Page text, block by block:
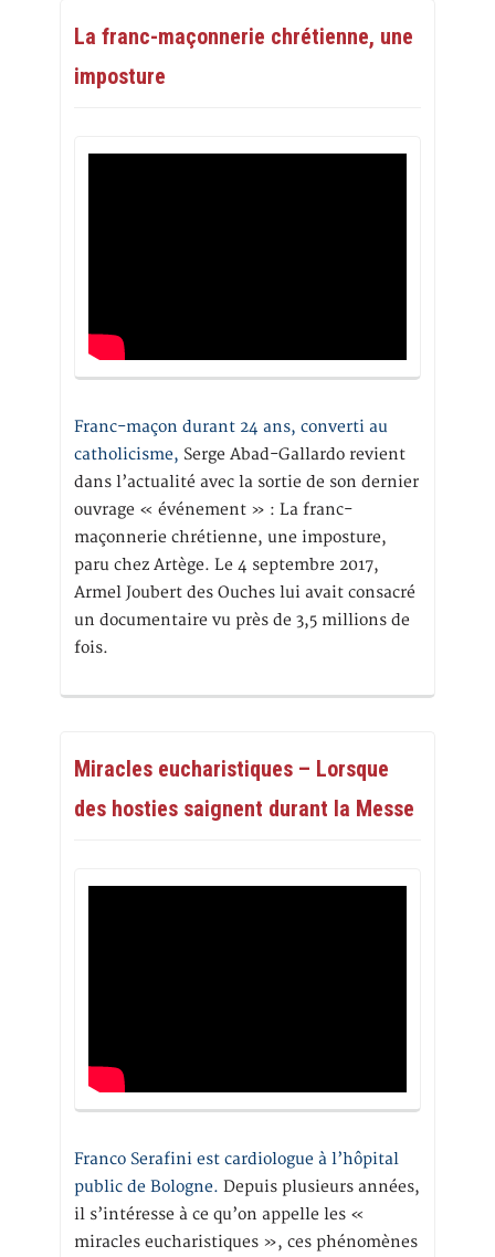
La franc-maçonnerie chrétienne, une
imposture
Franc-maçon durant 24 ans, converti au
catholicisme, Serge Abad-Gallardo revient
dans l’actualité avec la sortie de son dernier
ouvrage « événement » : La franc-
maçonnerie chrétienne, une imposture,
paru chez Artège. Le 4 septembre 2017,
Armel Joubert des Ouches lui avait consacré
un documentaire vu près de 3,5 millions de
fois.
Miracles eucharistiques – Lorsque
des hosties saignent durant la Messe
Franco Serafini est cardiologue à l’hôpital
public de Bologne. Depuis plusieurs années,
il s’intéresse à ce qu’on appelle les «
miracles eucharistiques », ces phénomènes